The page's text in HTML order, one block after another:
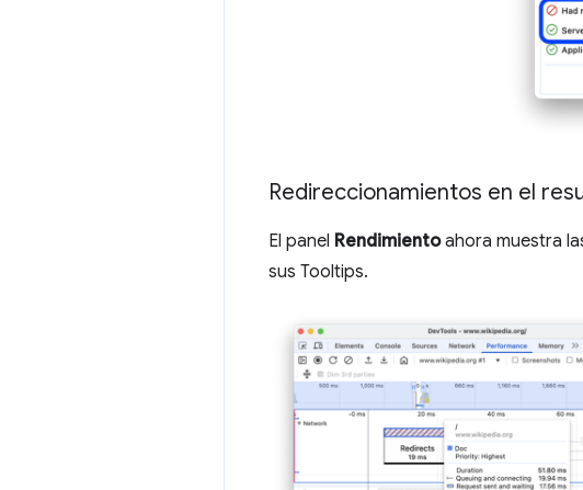
Redireccionamientos en el
El panel Rendimientoahora muestra
sus Tooltips.